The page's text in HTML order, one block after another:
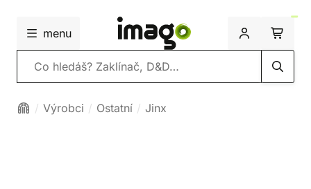
menu
Vyhledávání
Výrobci Ostatní Jinx